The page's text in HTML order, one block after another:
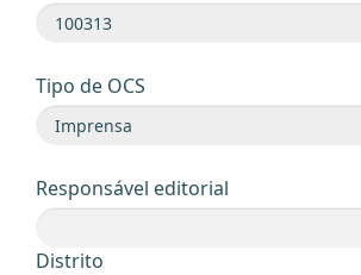
Tipo de OCS
Responsável editorial
Distrito